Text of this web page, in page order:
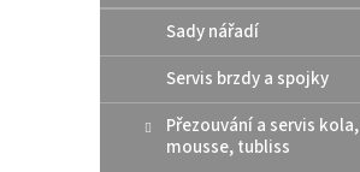
Sady nářadí
Servis brzdy a spojky
Přezouvání a servis
mousse, tubliss